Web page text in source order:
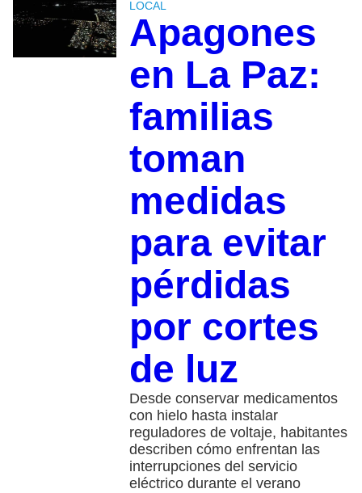
LOCAL
Apagones
en La Paz:
familias
toman
medidas
para evitar
pérdidas
por cortes
de luz
Desde conservar medicamentos
con hielo hasta instalar
reguladores de voltaje, habitantes
describen cómo enfrentan las
interrupciones del servicio
eléctrico durante el verano